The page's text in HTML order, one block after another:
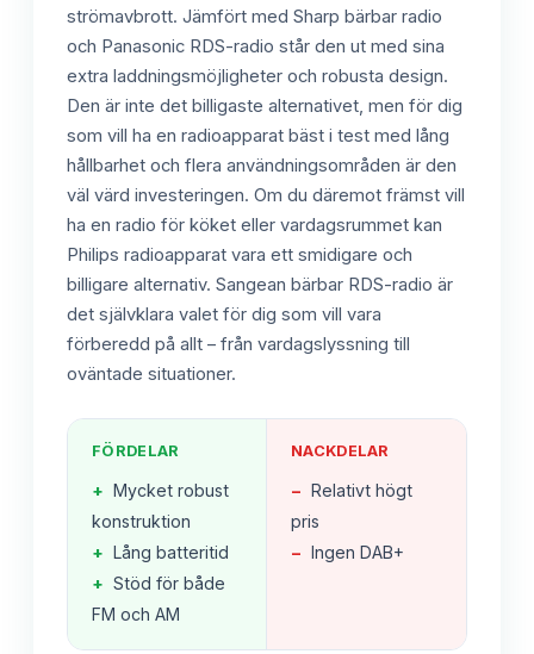
strömavbrott. Jämfört med Sharp bärbar radio
och Panasonic RDS-radio står den ut med sina
extra laddningsmöjligheter och robusta design.
Den är inte det billigaste alternativet, men för dig
som vill ha en radioapparat bäst i test med lång
hållbarhet och flera användningsområden är den
väl värd investeringen. Om du däremot främst vill
ha en radio för köket eller vardagsrummet kan
Philips radioapparat vara ett smidigare och
billigare alternativ. Sangean bärbar RDS-radio är
det självklara valet för dig som vill vara
förberedd på allt – från vardagslyssning till
oväntade situationer.
FÖRDELAR
+ Mycket robust
konstruktion
+ Lång batteritid
+ Stöd för både
FM och AM
NACKDELAR
− Relativt högt
pris
− Ingen DAB+